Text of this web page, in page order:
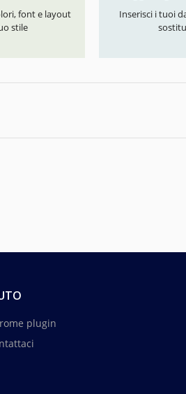
font e layout
stile
Inserisci i tuoi
plugin